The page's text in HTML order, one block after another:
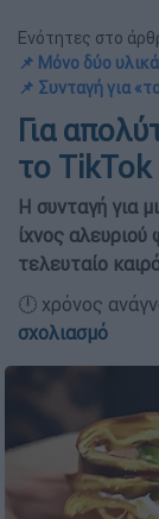
Ενότητες στο
📌 Μόνο δύο
📌 Συνταγή για
Για
το TikTok
Η συνταγή για
ίχνος
τελευταίο
🕛 χρόνος
σχολιασμό